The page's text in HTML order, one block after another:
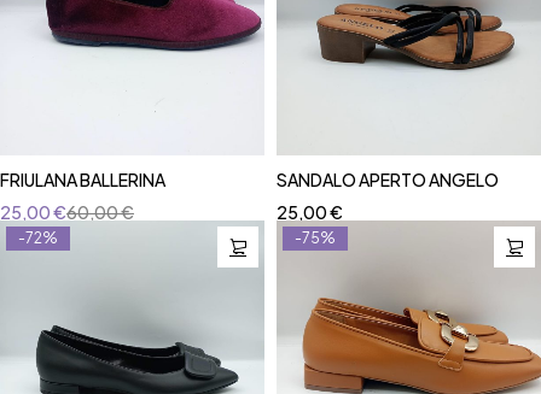
FRIULANA BALLERINA
60,00€
25,00€
SANDALO APERTO ANGELO
25,00€
-72% -75%